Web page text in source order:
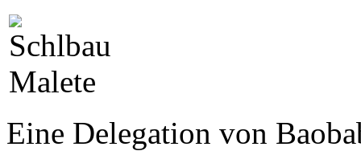
Eine Delegation von